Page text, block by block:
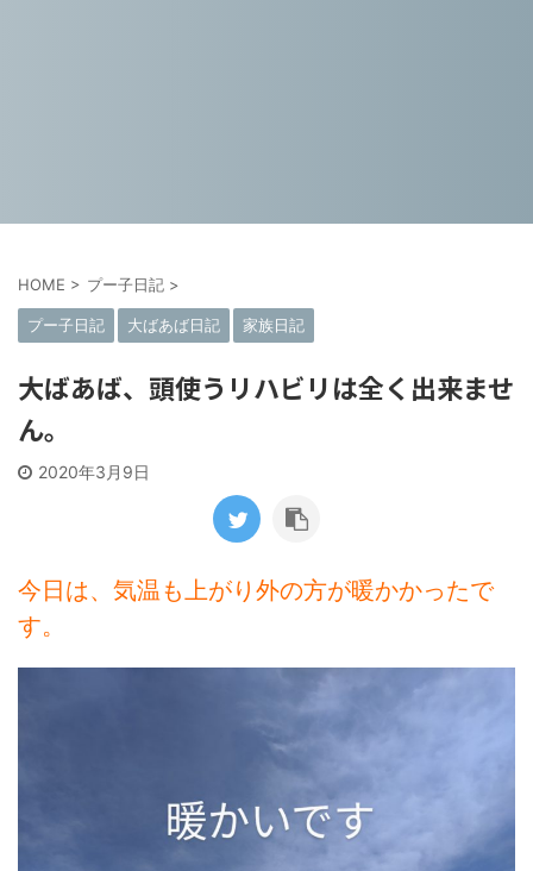
HOME > プー子日記 >
プー子日記 大ばあば日記 家族日記
大ばあば、頭使うリハビリは全く出来ませ
ん。
2020年3月9日
今日は、気温も上がり外の方が暖かかったで
す。